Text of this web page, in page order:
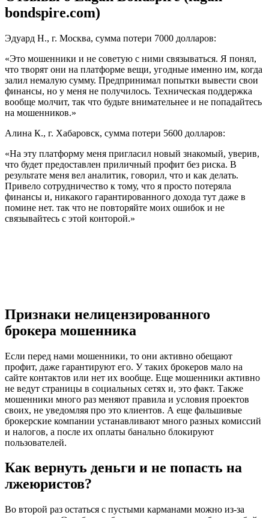
bondspire.com)
Эдуард Н., г. Москва, сумма потери 7000 долларов:
«Это мошенники и не советую с ними связываться. Я понял,
что творят они на платформе вещи, угодные именно им, когда
залил немалую сумму. Предпринимал попытки вывести свои
финансы, но у меня не получилось. Техническая поддержка
вообще молчит, так что будьте внимательнее и не попадайтесь
на мошенников.»
Алина К., г. Хабаровск, сумма потери 5600 долларов:
«На эту платформу меня пригласил новый знакомый, уверив,
что будет предоставлен приличный профит без риска. В
результате меня вел аналитик, говорил, что и как делать.
Привело сотрудничество к тому, что я просто потеряла
финансы и, никакого гарантированного дохода тут даже в
помине нет. так что не повторяйте моих ошибок и не
связывайтесь с этой конторой.»
Признаки нелицензированного
брокера мошенника
Если перед нами мошенники, то они активно обещают
профит, даже гарантируют его. У таких брокеров мало на
сайте контактов или нет их вообще. Еще мошенники активно
не ведут страницы в социальных сетях и, это факт. Также
мошенники много раз меняют правила и условия проектов
своих, не уведомляя про это клиентов. А еще фальшивые
брокерские компании устанавливают много разных комиссий
и налогов, а после их оплаты банально блокируют
пользователей.
Как вернуть деньги и не попасть на
лжеюристов?
Во второй раз остаться с пустыми карманами можно из-за